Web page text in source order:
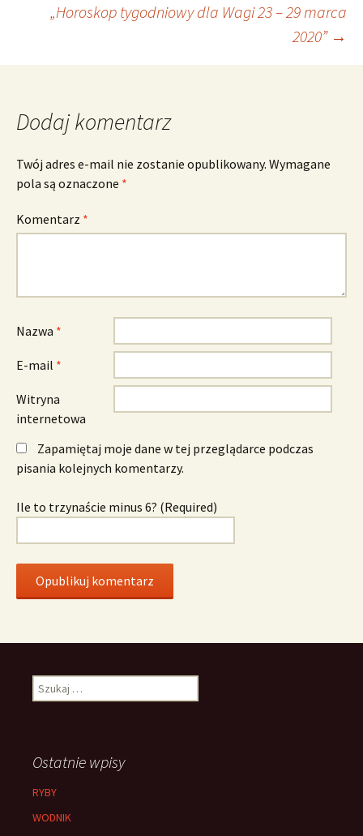
wpisu
„Horoskop tygodniowy dla Wagi 23 – 29 marca
2020” →
Dodaj komentarz
Twój adres e-mail nie zostanie opublikowany. Wymagane
pola są oznaczone *
Komentarz *
Nazwa *
E-mail *
Witryna
internetowa
Zapamiętaj moje dane w tej przeglądarce podczas
pisania kolejnych komentarzy.
Ile to trzynaście minus 6? (Required)
Szukaj:
Ostatnie wpisy
RYBY
WODNIK